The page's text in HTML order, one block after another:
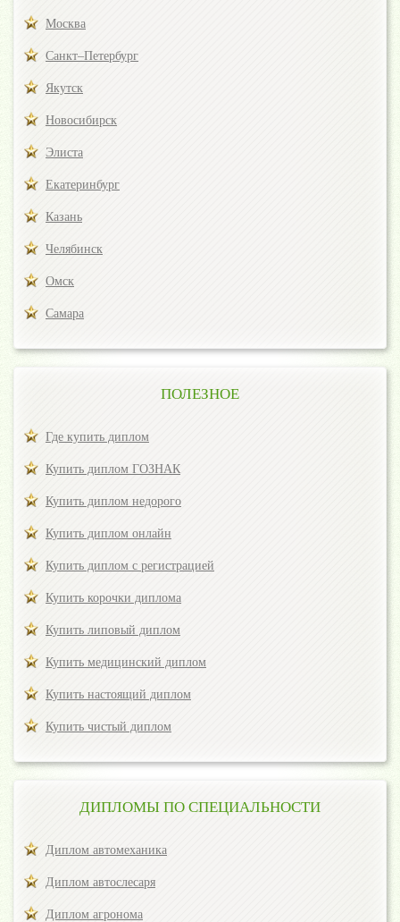
Москва
Санкт–Петербург
Якутск
Новосибирск
Элиста
Екатеринбург
Казань
Челябинск
Омск
Самара
ПОЛЕЗНОЕ
Где купить диплом
Купить диплом ГОЗНАК
Купить диплом недорого
Купить диплом онлайн
Купить диплом с регистрацией
Купить корочки диплома
Купить липовый диплом
Купить медицинский диплом
Купить настоящий диплом
Купить чистый диплом
ДИПЛОМЫ ПО СПЕЦИАЛЬНОСТИ
Диплом автомеханика
Диплом автослесаря
Диплом агронома